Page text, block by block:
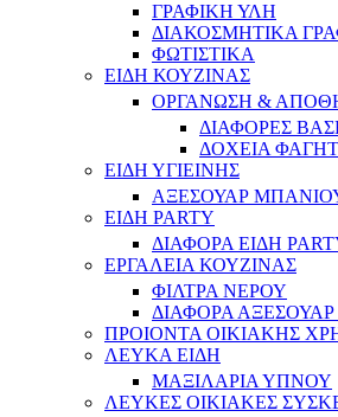
ΓΡΑΦΙΚΗ ΥΛΗ
ΔΙΑΚΟΣΜΗΤΙΚΑ
ΦΩΤΙΣΤΙΚΑ
ΕΙΔΗ ΚΟΥΖΙΝΑΣ
ΟΡΓΑΝΩΣΗ &
ΔΙΑΦΟΡΕΣ
ΔΟΧΕΙΑ
ΕΙΔΗ ΥΓΙΕΙΝΗΣ
ΑΞΕΣΟΥΑΡ
ΕΙΔΗ PARTY
ΔΙΑΦΟΡΑ ΕΙΔΗ
ΕΡΓΑΛΕΙΑ ΚΟΥΖΙΝΑΣ
ΦΙΛΤΡΑ ΝΕΡΟΥ
ΔΙΑΦΟΡΑ
ΠΡΟΙΟΝΤΑ ΟΙΚΙΑΚΗΣ
ΛΕΥΚΑ ΕΙΔΗ
ΜΑΞΙΛΑΡΙΑ ΥΠΝΟΥ
ΛΕΥΚΕΣ ΟΙΚΙΑΚΕΣ